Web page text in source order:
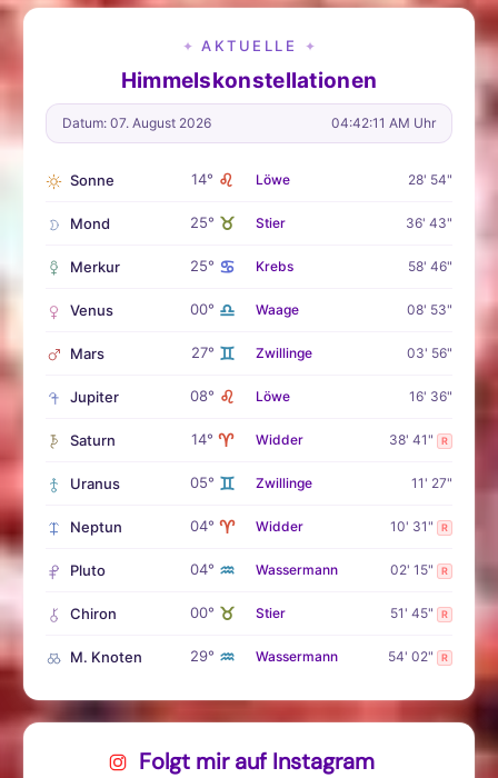
✦ AKTUELLE ✦
Himmelskonstellationen
Datum: 07. August 2026 04:42:12 AM Uhr
Sonne 14° ♌ Löwe 28' 54"
Mond 25° ♉ Stier 36' 43"
Merkur 25° ♋ Krebs 58' 46"
Venus 00° ♎ Waage 08' 53"
Mars 27° ♊ Zwillinge 03' 56"
Jupiter 08° ♌ Löwe 16' 36"
Saturn 14° ♈ Widder 38' 41" R
Uranus 05° ♊ Zwillinge 11' 27"
Neptun 04° ♈ Widder 10' 31" R
Pluto 04° ♒ Wassermann 02' 15" R
Chiron 00° ♉ Stier 51' 45" R
M. Knoten 29° ♒ Wassermann 54' 02" R
Folgt mir auf Instagram